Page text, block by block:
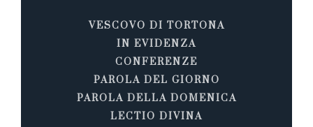
VESCOVO DI TORTONA
IN EVIDENZA
CONFERENZE
PAROLA DEL GIORNO
PAROLA DELLA DOMENICA
LECTIO DIVINA